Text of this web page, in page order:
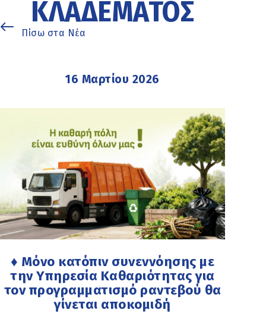
ΚΛΑΔΈΜΑΤΟΣ
Πίσω στα Νέα
16 Μαρτίου 2026
♦ Μόνο κατόπιν συνεννόησης με
την Υπηρεσία Καθαριότητας για
τον προγραμματισμό ραντεβού θα
γίνεται αποκομιδή